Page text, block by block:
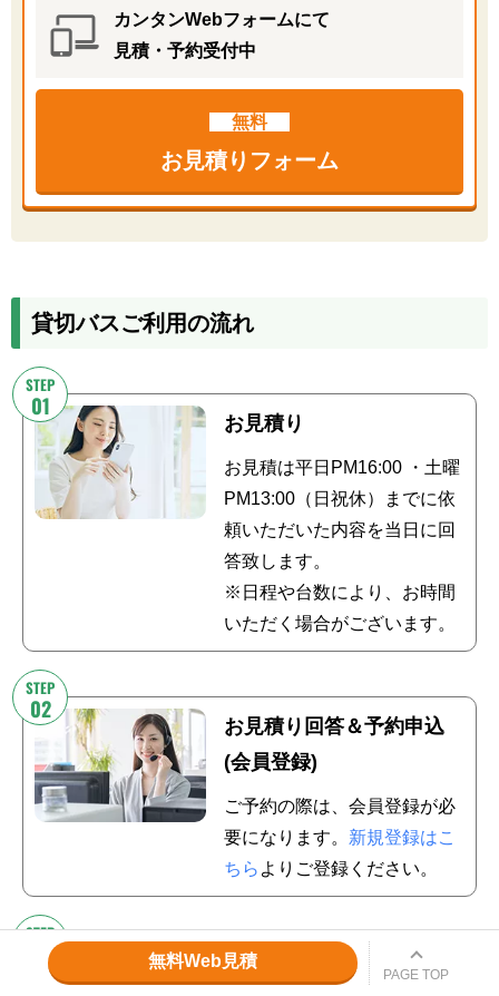
カンタンWebフォームにて
見積・予約受付中
無料
お見積りフォーム
貸切バスご利用の流れ
お見積り
お見積は平日PM16:00 ・土曜
PM13:00（日祝休）までに依
頼いただいた内容を当日に回
答致します。
※日程や台数により、お時間
いただく場合がございます。
お見積り回答＆予約申込
(会員登録)
ご予約の際は、会員登録が必
要になります。 新規登録はこ
ちら よりご登録ください。
お支払い
無料Web見積
PAGE TOP